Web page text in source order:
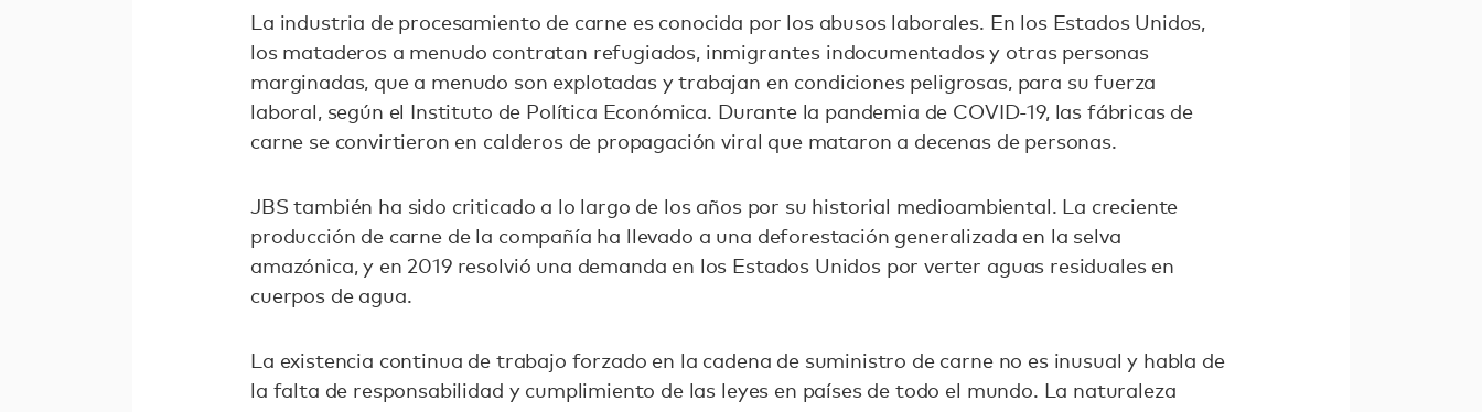
La industria de procesamiento de carne es conocida por los abusos laborales. En los Estados Unidos,
los mataderos a menudo contratan refugiados, inmigrantes indocumentados y otras personas
marginadas, que a menudo son explotadas y trabajan en condiciones peligrosas, para su fuerza
laboral, según el Instituto de Política Económica. Durante la pandemia de COVID-19, las fábricas de
carne se convirtieron en calderos de propagación viral que mataron a decenas de personas.
JBS también ha sido criticado a lo largo de los años por su historial medioambiental. La creciente
producción de carne de la compañía ha llevado a una deforestación generalizada en la selva
amazónica, y en 2019 resolvió una demanda en los Estados Unidos por verter aguas residuales en
cuerpos de agua.
La existencia continua de trabajo forzado en la cadena de suministro de carne no es inusual y habla de
la falta de responsabilidad y cumplimiento de las leyes en países de todo el mundo. La naturaleza